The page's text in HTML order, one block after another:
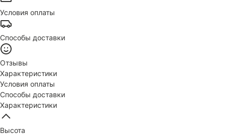
Условия оплаты
Способы доставки
Отзывы
Характеристики
Условия оплаты
Способы доставки
Характеристики
Высота